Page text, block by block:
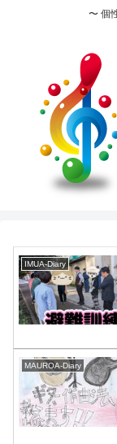
〜 個
IMUA-Diary
MAUROA-Diary